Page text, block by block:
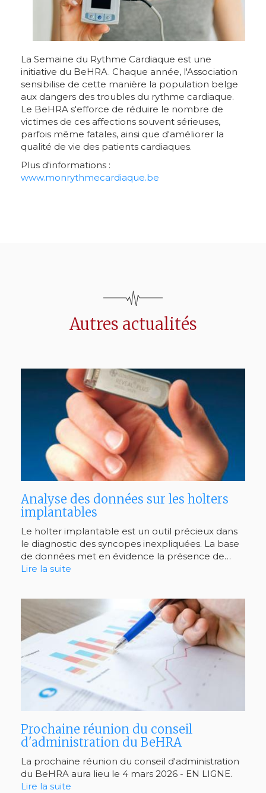
La Semaine du Rythme Cardiaque est une
initiative du BeHRA. Chaque année, l'Association
sensibilise de cette manière la population belge
aux dangers des troubles du rythme cardiaque.
Le BeHRA s'efforce de réduire le nombre de
victimes de ces affections souvent sérieuses,
parfois même fatales, ainsi que d'améliorer la
qualité de vie des patients cardiaques.
Plus d'informations :
www.monrythmecardiaque.be
Autres actualités
Analyse des données sur les holters
implantables
Le holter implantable est un outil précieux dans
le diagnostic des syncopes inexpliquées. La base
de données met en évidence la présence de…
Lire la suite
Prochaine réunion du conseil
d'administration du BeHRA
La prochaine réunion du conseil d'administration
du BeHRA aura lieu le 4 mars 2026 - EN LIGNE.
Lire la suite